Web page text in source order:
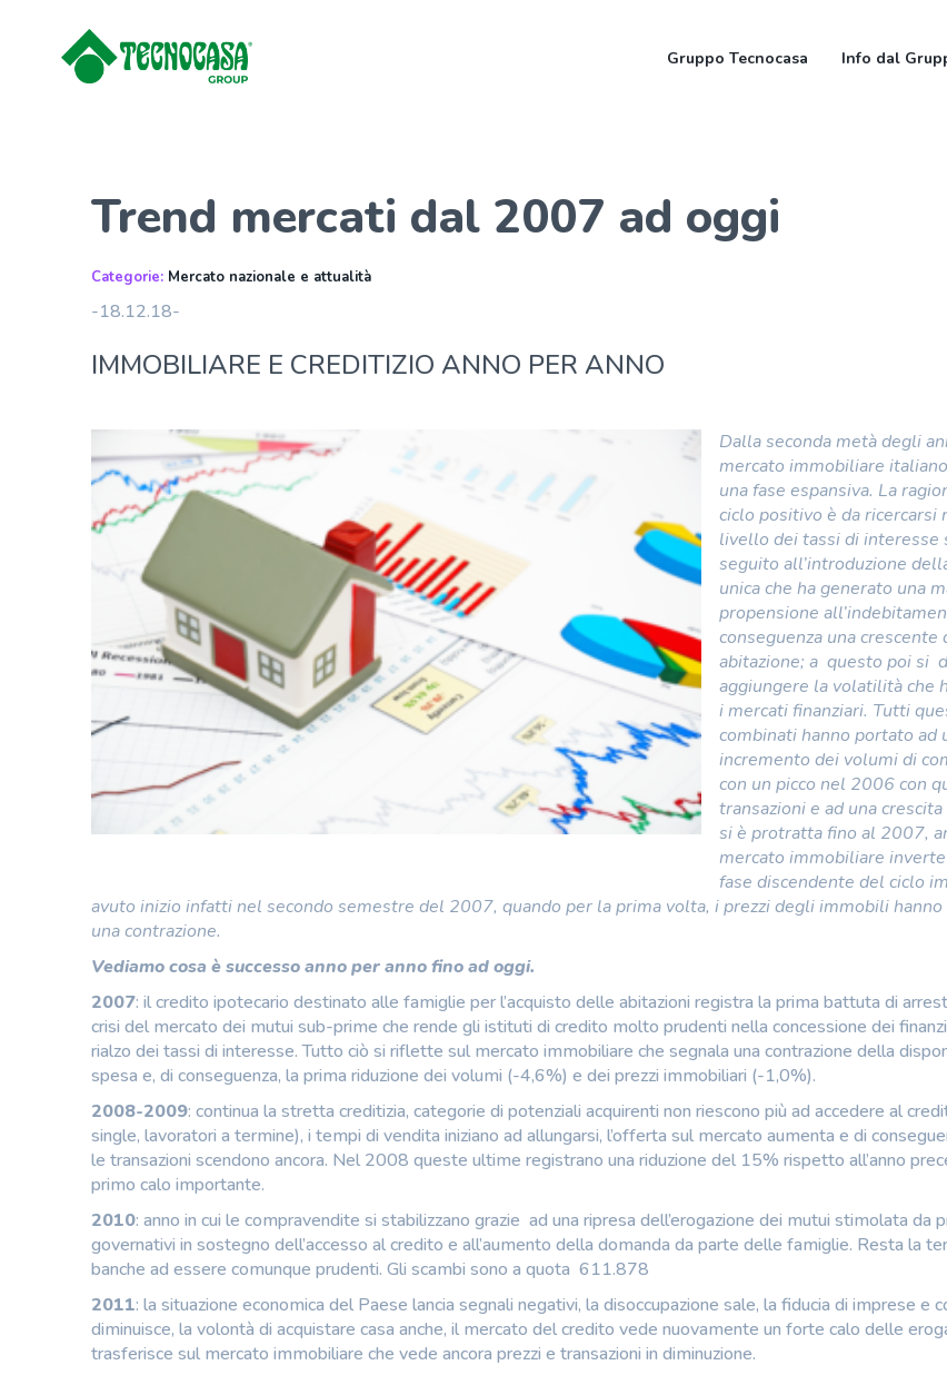
Gruppo Tecnocasa Info dal
Trend mercati dal 2007 ad oggi
Categorie: Mercato nazionale e attualità
-18.12.18-
IMMOBILIARE E CREDITIZIO ANNO PER ANNO
Dalla seconda metà degli
mercato immobiliare
una fase espansiva. La
ciclo positivo è da ricercarsi
livello dei tassi di interesse
seguito all’introduzione
unica che ha generato una
propensione
conseguenza una crescente
abitazione; a questo poi si
aggiungere la volatilità che
i mercati finanziari. Tutti
combinati hanno portato ad
incremento dei volumi di
con un picco nel 2006 con
transazioni e ad una
si è protratta fino al 2007,
mercato immobiliare
fase discendente del ciclo
avuto inizio infatti nel secondo semestre del 2007, quando per la prima volta, i prezzi degli immobili hanno
una contrazione.
Vediamo cosa è successo anno per anno fino ad oggi.
2007: il credito ipotecario destinato alle famiglie per l’acquisto delle abitazioni registra la prima battuta di
crisi del mercato dei mutui sub-prime che rende gli istituti di credito molto prudenti nella concessione dei
rialzo dei tassi di interesse. Tutto ciò si riflette sul mercato immobiliare che segnala una contrazione della
spesa e, di conseguenza, la prima riduzione dei volumi (-4,6%) e dei prezzi immobiliari (-1,0%).
2008-2009: continua la stretta creditizia, categorie di potenziali acquirenti non riescono più ad accedere al
single, lavoratori a termine), i tempi di vendita iniziano ad allungarsi, l’offerta sul mercato aumenta e di
le transazioni scendono ancora. Nel 2008 queste ultime registrano una riduzione del 15% rispetto all’anno
primo calo importante.
2010: anno in cui le compravendite si stabilizzano grazie ad una ripresa dell’erogazione dei mutui stimolata da
governativi in sostegno dell’accesso al credito e all’aumento della domanda da parte delle famiglie. Resta la
banche ad essere comunque prudenti. Gli scambi sono a quota 611.878
2011: la situazione economica del Paese lancia segnali negativi, la disoccupazione sale, la fiducia di imprese e
diminuisce, la volontà di acquistare casa anche, il mercato del credito vede nuovamente un forte calo delle
trasferisce sul mercato immobiliare che vede ancora prezzi e transazioni in diminuzione.